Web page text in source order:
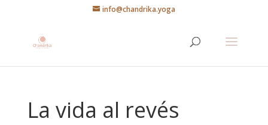
info@chandrika.yoga
La vida al revés